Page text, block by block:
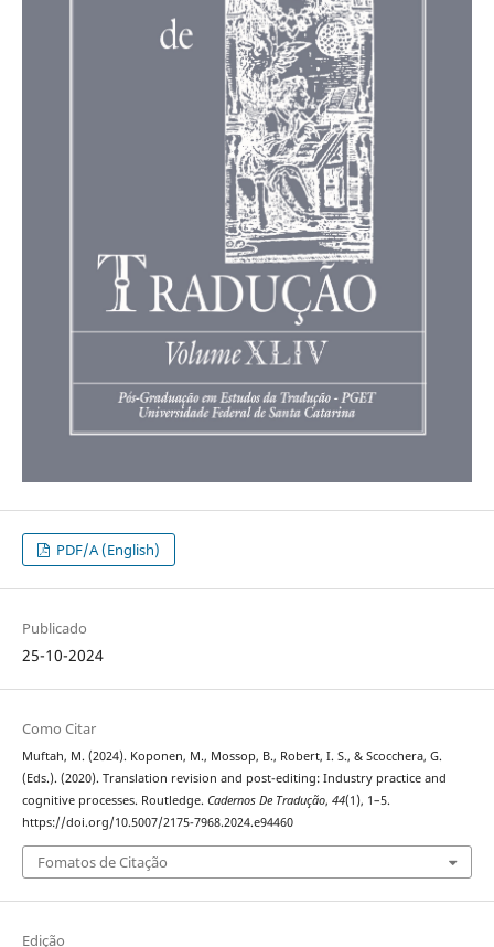
PDF/A (English)
Publicado
25-10-2024
Como Citar
Muftah, M. (2024). Koponen, M., Mossop, B., Robert, I. S., & Scocchera, G.
(Eds.). (2020). Translation revision and post-editing: Industry practice and
cognitive processes. Routledge. Cadernos De Tradução, 44(1), 1–5.
https://doi.org/10.5007/2175-7968.2024.e94460
Fomatos de Citação
Edição